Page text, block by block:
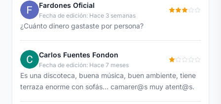
Fardones Oficial
Fecha de edición: Hace 3 semanas
¿Cuánto dinero gastaste por persona?
Carlos Fuentes Fondon
Fecha de edición: Hace 7 meses
Es una discoteca, buena música, buen ambiente, tiene
terraza enorme con sofás... camarer@s muy atent@s.